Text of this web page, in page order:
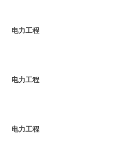
电力工程
电力工程
电力工程